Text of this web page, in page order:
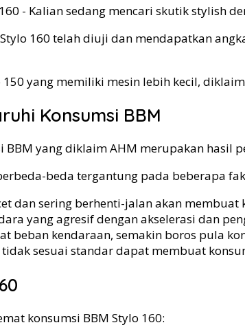
160 telah diuji dan mendapatkan
yang memiliki mesin lebih kecil,
Konsumsi BBM
BBM yang diklaim AHM merupakan hasil
beda tergantung pada beberapa
dan sering berhenti-jalan akan membuat
yang agresif dengan akselerasi dan
beban kendaraan, semakin boros pula
sesuai standar dapat membuat
konsumsi BBM Stylo 160: